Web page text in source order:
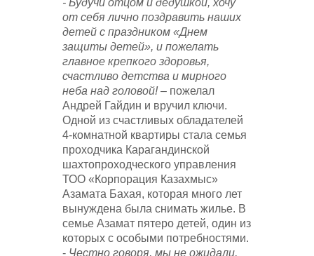
- Будучи отцом и дедушкой, хочу
от себя лично поздравить наших
детей с праздником «Днем
защиты детей», и пожелать
главное крепкого здоровья,
счастливо детства и мирного
неба над головой!– пожелал
Андрей Гайдин и вручил ключи.
Одной из счастливых обладателей
4-комнатной квартиры стала семья
проходчика Карагандинской
шахтопроходческого управления
ТОО «Корпорация Казахмыс»
Азамата Бахая, которая много лет
вынуждена была снимать жилье. В
семье Азамат пятеро детей, один из
которых с особыми потребностями.
- Честно говоря, мы не ожидали,